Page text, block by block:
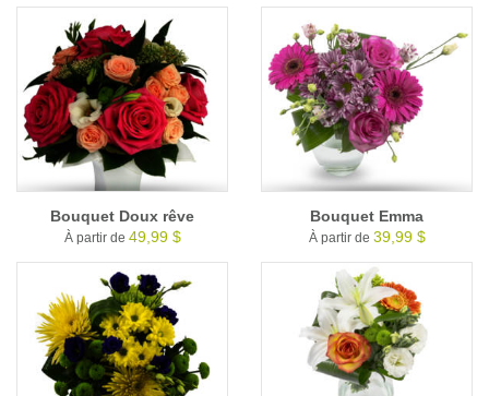
Bouquet Doux rêve
À partir de 49,99 $
Bouquet Emma
À partir de 39,99 $